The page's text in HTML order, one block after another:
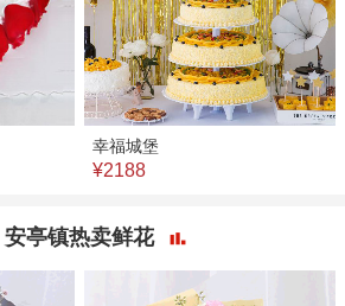
幸福城堡
¥2188
安亭镇热卖鲜花